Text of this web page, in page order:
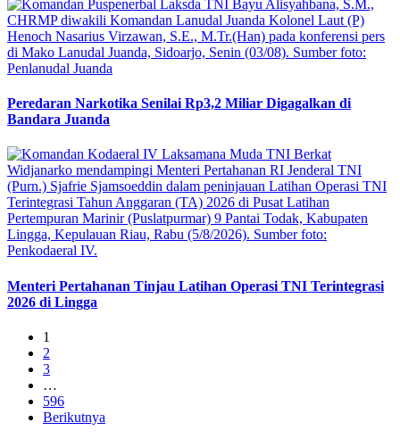
Peredaran Narkotika Senilai Rp3,2 Miliar Digagalkan di
Bandara Juanda
Menteri Pertahanan Tinjau Latihan Operasi TNI Terintegrasi
2026 di Lingga
1
2
3
…
596
Berikutnya